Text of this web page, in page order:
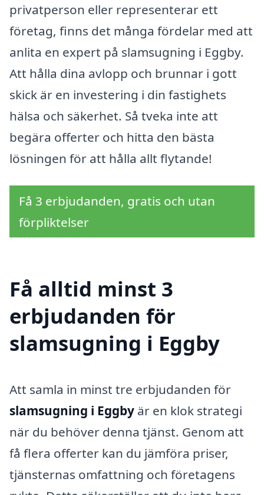
privatperson eller representerar ett
företag, finns det många fördelar med att
anlita en expert på slamsugning i Eggby.
Att hålla dina avlopp och brunnar i gott
skick är en investering i din fastighets
hälsa och säkerhet. Så tveka inte att
begära offerter och hitta den bästa
lösningen för att hålla allt flytande!
Få 3 erbjudanden, gratis och utan
förpliktelser
Få alltid minst 3
erbjudanden för
slamsugning i Eggby
Att samla in minst tre erbjudanden för
slamsugning i Eggby är en klok strategi
när du behöver denna tjänst. Genom att
få flera offerter kan du jämföra priser,
tjänsternas omfattning och företagens